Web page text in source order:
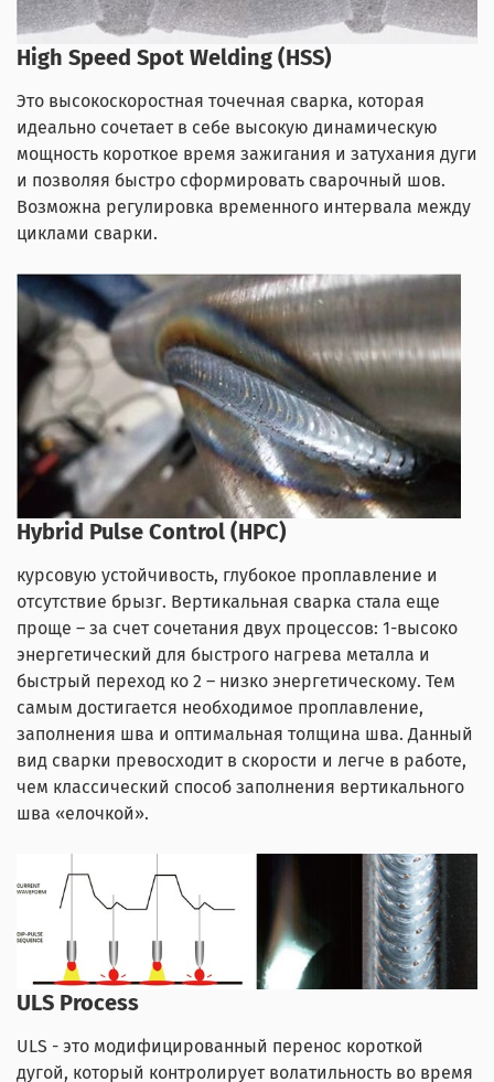
High Speed Spot Welding (HSS)
Это высокоскоростная точечная сварка, которая
идеально сочетает в себе высокую динамическую
мощность короткое время зажигания и затухания дуги
и позволяя быстро сформировать сварочный шов.
Возможна регулировка временного интервала между
циклами сварки.
Hybrid Pulse Control (HPC)
курсовую устойчивость, глубокое проплавление и
отсутствие брызг. Вертикальная сварка стала еще
проще – за счет сочетания двух процессов: 1-высоко
энергетический для быстрого нагрева металла и
быстрый переход ко 2 – низко энергетическому. Тем
самым достигается необходимое проплавление,
заполнения шва и оптимальная толщина шва. Данный
вид сварки превосходит в скорости и легче в работе,
чем классический способ заполнения вертикального
шва «елочкой».
ULS Process
ULS - это модифицированный перенос короткой
дугой, который контролирует волатильность во время